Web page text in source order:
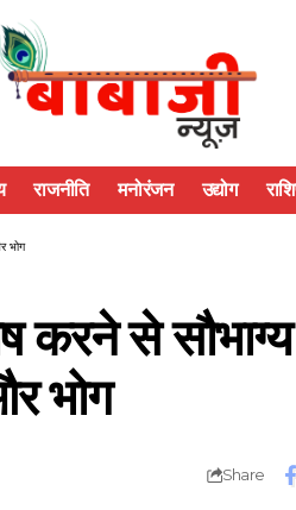
राजनीति मनोरंजन उद्योग
भोग
करने से
भोग
Share